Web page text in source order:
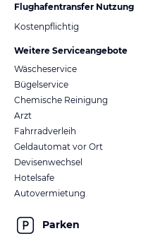
Flughafentransfer Nutzung
Kostenpflichtig
Weitere Serviceangebote
Wäscheservice
Bügelservice
Chemische Reinigung
Arzt
Fahrradverleih
Geldautomat vor Ort
Devisenwechsel
Hotelsafe
Autovermietung
Parken